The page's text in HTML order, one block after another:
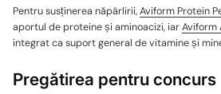
Pentru susținerea năpârlirii,Aviform Protein
aportul de proteine și aminoacizi, iarAviform
integrat ca suport general de vitamine și
Pregătirea pentru concurs